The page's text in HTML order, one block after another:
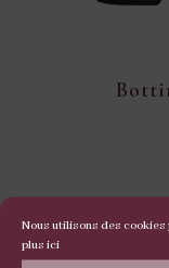
Nous utilisons des cookies
plus ici